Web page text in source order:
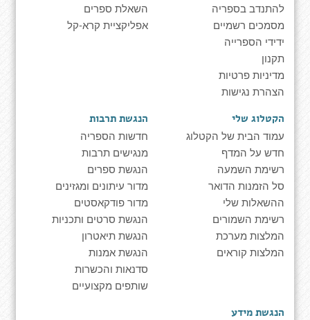
להתנדב בספריה
מסמכים רשמיים
ידידי הספרייה
תקנון
מדיניות פרטיות
הצהרת נגישות
השאלת ספרים
אפליקציית קרא-קל
הקטלוג שלי
עמוד הבית של הקטלוג
חדש על המדף
רשימת השמעה
סל הזמנות הדואר
ההשאלות שלי
רשימת השמורים
המלצות מערכת
המלצות קוראים
הנגשת תרבות
חדשות הספריה
מנגישים תרבות
הנגשת ספרים
מדור עיתונים ומגזינים
מדור פודקאסטים
הנגשת סרטים ותכניות
הנגשת תיאטרון
הנגשת אמנות
סדנאות והכשרות
שותפים מקצועיים
הנגשת מידע